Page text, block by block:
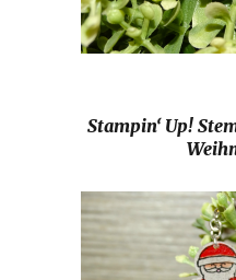
Stampin‘ Up!